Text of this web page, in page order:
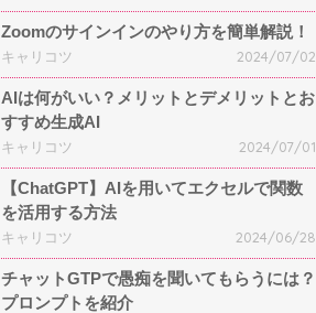
Zoomのサインインのやり方を簡単解説！
キャリコツ 2024/07/02
AIは何がいい？メリットとデメリットとお
すすめ生成AI
キャリコツ 2024/07/01
【ChatGPT】AIを用いてエクセルで関数
を活用する方法
キャリコツ 2024/06/28
チャットGTPで愚痴を聞いてもらうには？
プロンプトを紹介